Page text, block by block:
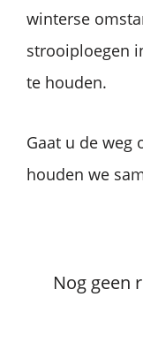
winterse
strooiploegen
te houden.
Gaat u de weg
houden we
Nog geen